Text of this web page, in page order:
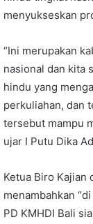
menyukseskan
“Ini merupakan
nasional dan kita
hindu yang
perkuliahan, dan
tersebut mampu
ujar I Putu Dika
Ketua Biro Kajian
menambahkan
PD KMHDI Bali